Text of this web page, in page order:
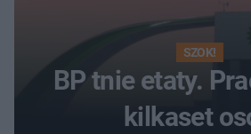
SZOK!
BP tnie etaty.
kilkaset